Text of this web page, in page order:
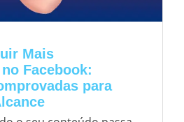
Mais
Facebook:
para